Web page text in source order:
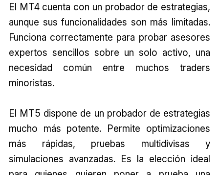
El MT4 cuenta con un probador de estrategias,
aunque sus funcionalidades son más limitadas.
Funciona correctamente para probar asesores
expertos sencillos sobre un solo activo, una
necesidad común entre muchos traders
minoristas.
El MT5 dispone de un probador de estrategias
mucho más potente. Permite optimizaciones
más rápidas, pruebas multidivisas y
simulaciones avanzadas. Es la elección ideal